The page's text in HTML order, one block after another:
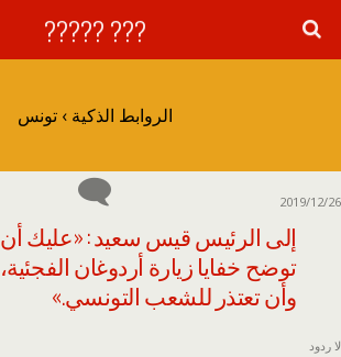
??? ?????
الروابط الذكية › تونس
2019/12/26
إلى الرئيس قيس سعيد : «عليك أن
توضح خفايا زيارة أردوغان الفجئية،
وأن تعتذر للشعب التونسي.»
لا ردود